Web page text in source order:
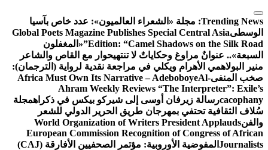
التجاوز
إلى
المحتوى
Trending News: مجلة «الشعراء العالميون»: عدد خاص بآسيا
الوسطىGlobal Poets Magazine Publishes Special Central Asia
Edition: “Camel Shadows on the Silk Road” «المغفلون
السبعة».. عنوانٌ مراوغ وحكاياتٌ لا تنتهيحوار مع القاص والشاعر
منير البولاهمي الأهرام ويكلي في مراجعة نقدية لرواية (الترجمان):
صخب المنفى
Africa Must Own Its Narrative – AdeboboyeAl-
Ahram Weekly Reviews “The Interpreter”: Exile’s
cacophanyرسالة زيرفان أوسى إلى شيركو بيكس في ذكراهمجلة
سُلاف الثقافية تحتفي بمهرجان طريق الحرير الدولي للشعر
والفنWorld Organization of Writers President Applauds
European Commission Recognition of Congress of African
Journalists
المفوضية الأوروبية: مؤتمر الصحفيين الأفارقة (CAJ)